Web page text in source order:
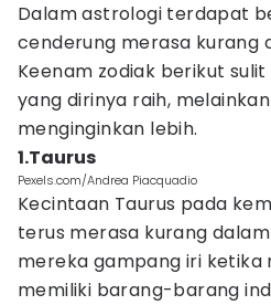
Dalam astrologi terdapat
cenderung merasa kurang
Keenam zodiak berikut
yang dirinya raih,
menginginkan lebih.
1.Taurus
Pexels.com/Andrea Piacquadio
Kecintaan Taurus pada
terus merasa kurang
mereka gampang iri ketika
memiliki barang-barang